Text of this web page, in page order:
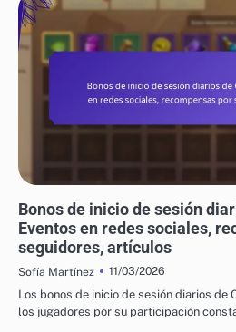
Bonos de inicio de sesión
Eventos en redes sociales,
seguidores, artículos
Sofía Martínez
11/03/2026
Los bonos de inicio de sesión diarios de
los jugadores por su participación